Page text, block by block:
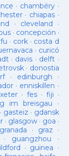
· chambéry·
· chiapas ·
· cleveland ·
· concepción ·
· cork · costa d
· curicó
· davis · delft ·
· donostia
· edinburgh ·
· enniskillen ·
· fes· fiji ·
im breisgau ·
· gasteiz · gdansk
· glasgow· goa ·
granada · graz ·
· guangzhou ·
· guinea ·